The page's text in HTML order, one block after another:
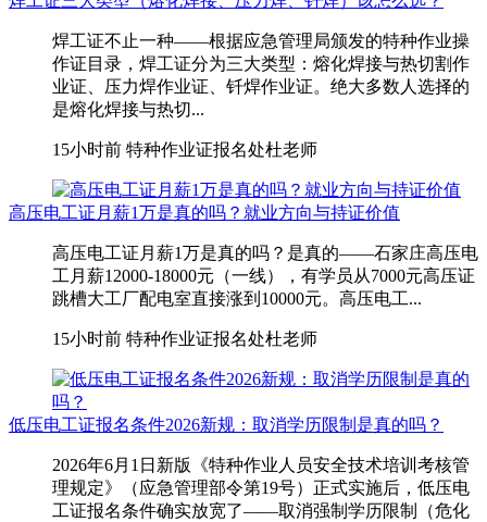
焊工证不止一种——根据应急管理局颁发的特种作业操
作证目录，焊工证分为三大类型：熔化焊接与热切割作
业证、压力焊作业证、钎焊作业证。绝大多数人选择的
是熔化焊接与热切...
15小时前 特种作业证报名处杜老师
高压电工证月薪1万是真的吗？就业方向与持证价值
高压电工证月薪1万是真的吗？是真的——石家庄高压电
工月薪12000-18000元（一线），有学员从7000元高压证
跳槽大工厂配电室直接涨到10000元。高压电工...
15小时前 特种作业证报名处杜老师
低压电工证报名条件2026新规：取消学历限制是真的吗？
2026年6月1日新版《特种作业人员安全技术培训考核管
理规定》（应急管理部令第19号）正式实施后，低压电
工证报名条件确实放宽了——取消强制学历限制（危化